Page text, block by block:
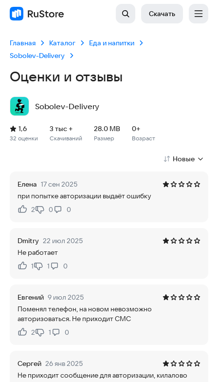
Скачать
Главная Каталог
Еда и напитки
Sobolev-Delivery
Оценки и отзывы
Sobolev-Delivery
Рейтинг: 1,6, 32 оценки
Скачиваний: 3 тыс +
Размер файла: 28.0 MB
Возрастное ограничение: 28.0 MB
32 оценки
1,6
Скачиваний
3 тыс +
Размер
28.0 MB
Возраст
0+
Новые
Елена 17 сен 2025
при попытке авторизации выдаёт ошибку
Нравится:
2Не нравится:
0 0
Dmitry 22 июл 2025
Не работает
Нравится:
1Не нравится:
1 0
Евгений 9 июл 2025
Поменял телефон, на новом невозможно
авторизоваться. Не приходит СМС
Нравится:
2Не нравится:
1 0
Сергей 26 янв 2025
Не приходит сообщение для авторизации, килалово